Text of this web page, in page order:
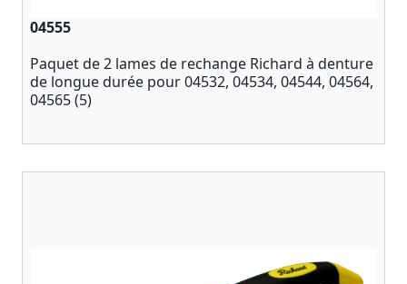
04555
Paquet de 2 lames de rechange Richard à denture
de longue durée pour 04532, 04534, 04544, 04564,
04565 (5)